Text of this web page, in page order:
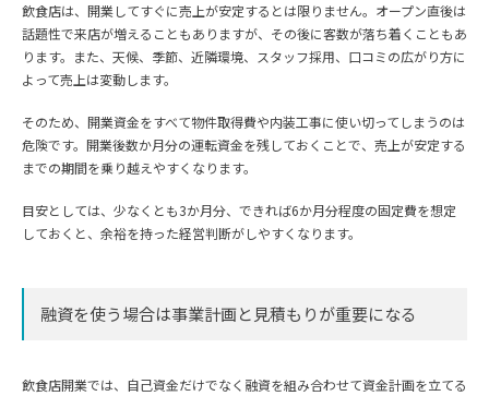
飲食店は、開業してすぐに売上が安定するとは限りません。オープン直後は
話題性で来店が増えることもありますが、その後に客数が落ち着くこともあ
ります。また、天候、季節、近隣環境、スタッフ採用、口コミの広がり方に
よって売上は変動します。
そのため、開業資金をすべて物件取得費や内装工事に使い切ってしまうのは
危険です。開業後数か月分の運転資金を残しておくことで、売上が安定する
までの期間を乗り越えやすくなります。
目安としては、少なくとも3か月分、できれば6か月分程度の固定費を想定
しておくと、余裕を持った経営判断がしやすくなります。
融資を使う場合は事業計画と見積もりが重要になる
飲食店開業では、自己資金だけでなく融資を組み合わせて資金計画を立てる